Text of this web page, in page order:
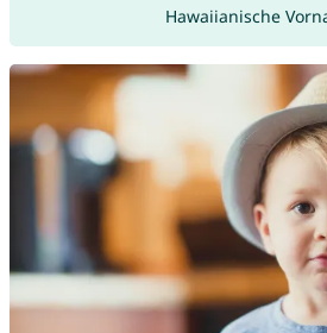
Hawaiianische